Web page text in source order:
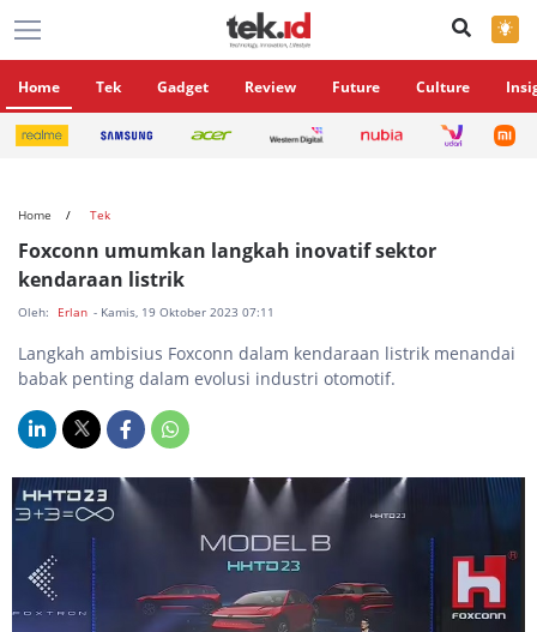
×
Home Tek Gadget Review Future Culture
Home Tek
Foxconn umumkan langkah inovatif sektor
kendaraan listrik
Oleh: Erlan - Kamis, 19 Oktober 2023 07:11
Langkah ambisius Foxconn dalam kendaraan listrik menandai
babak penting dalam evolusi industri otomotif.